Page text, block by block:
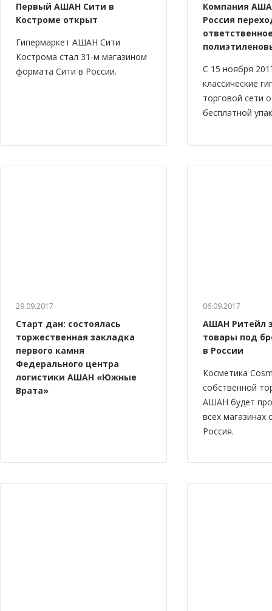
Первый АШАН Сити в
Костроме открыт
Гипермаркет АШАН Сити
Кострома стал 31-м магазином
формата Сити в России.
Компания
Россия
С 15 ноября
классические
торговой сети
бесплатной
29.09.2017
Старт дан: состоялась
торжественная закладка
первого камня
Федерального центра
логистики АШАН «Южные
Врата»
06.09.2017
АШАН Ритейл
товары под
в России
Косметика
собственной
АШАН будет
всех
Россия.